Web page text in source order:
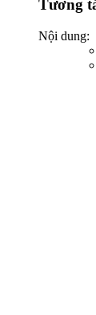
Tương
Nội dung: